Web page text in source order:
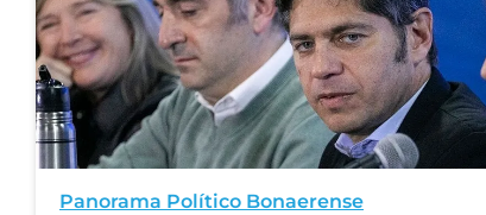
Panorama Político Bonaerense